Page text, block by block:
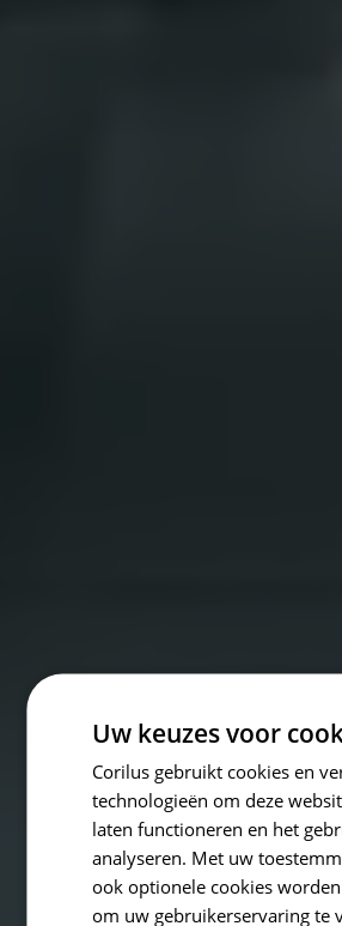
Samenwerken Insights
Zijn patiënten
voor AI bij de
Uw keuzes voor
Corilus gebruikt cookies en
technologieën om deze
laten functioneren en het
analyseren. Met uw
ook optionele cookies
om uw gebruikerservaring te